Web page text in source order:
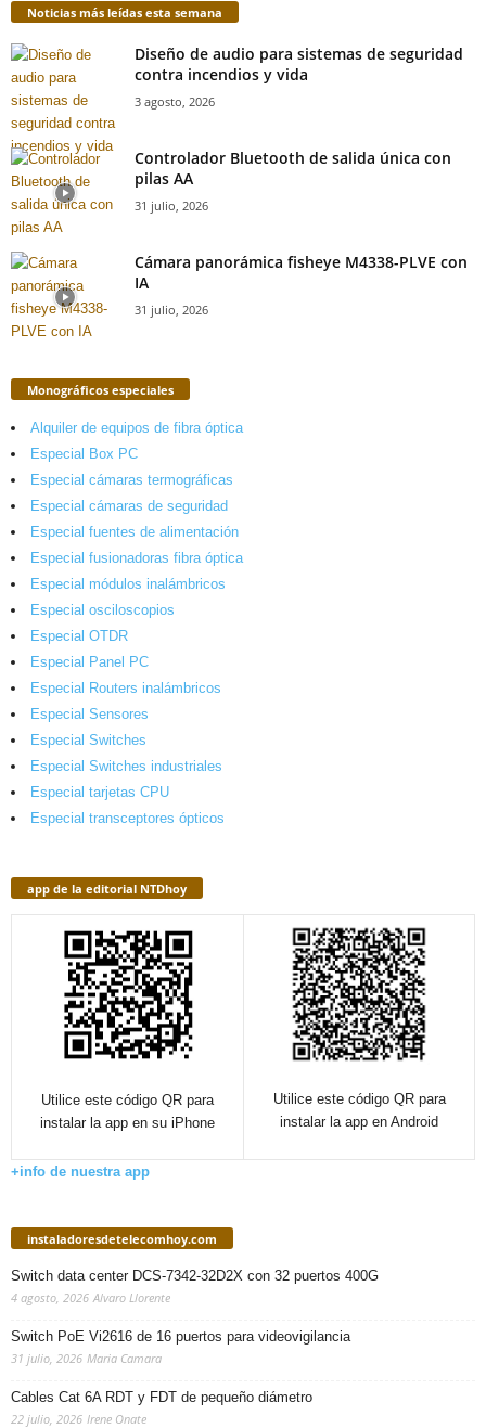
Noticias más leídas esta semana
Diseño de audio para sistemas de seguridad
contra incendios y vida
3 agosto, 2026
Controlador Bluetooth de salida única con
pilas AA
31 julio, 2026
Cámara panorámica fisheye M4338-PLVE con
IA
31 julio, 2026
Monográficos especiales
Alquiler de equipos de fibra óptica
Especial Box PC
Especial cámaras termográficas
Especial cámaras de seguridad
Especial fuentes de alimentación
Especial fusionadoras fibra óptica
Especial módulos inalámbricos
Especial osciloscopios
Especial OTDR
Especial Panel PC
Especial Routers inalámbricos
Especial Sensores
Especial Switches
Especial Switches industriales
Especial tarjetas CPU
Especial transceptores ópticos
app de la editorial NTDhoy
Utilice este código QR para
instalar la app en su iPhone
Utilice este código QR para
instalar la app en Android
+info de nuestra app
instaladoresdetelecomhoy.com
Switch data center DCS-7342-32D2X con 32 puertos 400G
4 agosto, 2026 Alvaro Llorente
Switch PoE Vi2616 de 16 puertos para videovigilancia
31 julio, 2026 Maria Camara
Cables Cat 6A RDT y FDT de pequeño diámetro
22 julio, 2026 Irene Onate